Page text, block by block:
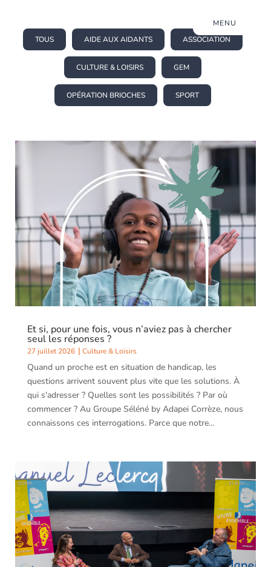
MENU
TOUS
AIDE AUX AIDANTS ASSOCIATION
CULTURE & LOISIRS GEM
OPÉRATION BRIOCHES SPORT
Et si, pour une fois, vous n’aviez pas à chercher
seul les réponses ?
27 juillet 2026 Culture & Loisirs
Quand un proche est en situation de handicap, les
questions arrivent souvent plus vite que les solutions. À
qui s'adresser ? Quelles sont les possibilités ? Par où
commencer ? Au Groupe Séléné by Adapei Corrèze, nous
connaissons ces interrogations. Parce que notre...